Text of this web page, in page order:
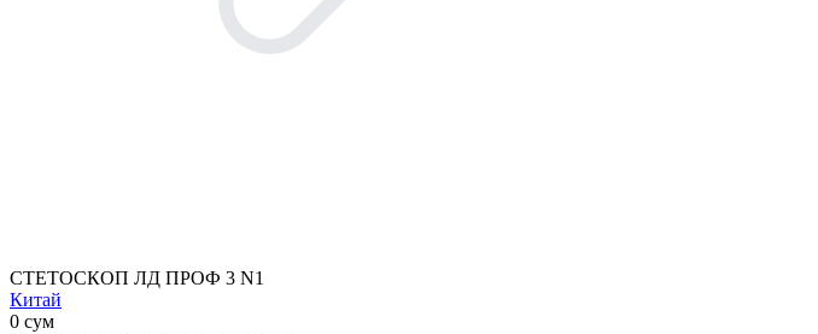
СТЕТОСКОП ЛД ПРОФ 3 N1
Китай
0 сум